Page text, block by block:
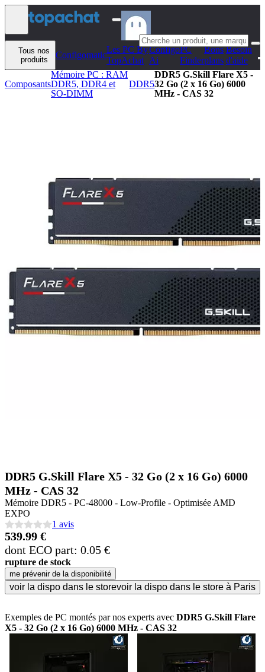
Aller au contenu
Tous nos
produits
Configomatic
Les PC By
TopAchat
Configo
Ai
PC
Finder
Bons
plans
Besoin
d'aide
Composants
Mémoire PC : RAM
DDR5, DDR4 et
SO-DIMM
DDR5
DDR5 G.Skill Flare X5 -
32 Go (2 x 16 Go) 6000
MHz - CAS 32
DDR5 G.Skill Flare X5 - 32 Go (2 x 16 Go) 6000
MHz - CAS 32
Mémoire DDR5 - PC-48000 - Low-Profile - Optimisée AMD
EXPO
1 avis
539.99 €
dont ECO part: 0.05 €
rupture de stock
me prévenir de la disponibilité
voir la dispo dans le storevoir la dispo dans le store à Paris
Exemples de PC montés par nos experts avec DDR5 G.Skill Flare
X5 - 32 Go (2 x 16 Go) 6000 MHz - CAS 32